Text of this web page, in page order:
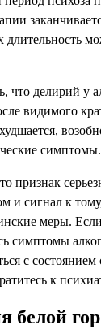
что делирий у
видимого
симптомы.
признак
и сигнал к
меры.
симптомы
с состоянием
к
белой